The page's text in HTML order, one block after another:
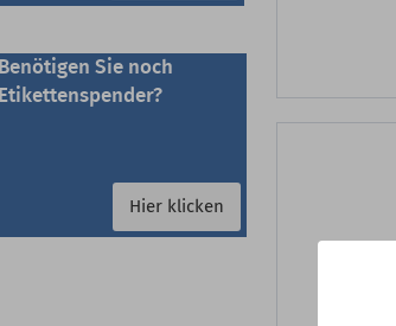
Benötigen Sie noch
Etikettenspender?
Hier klicken